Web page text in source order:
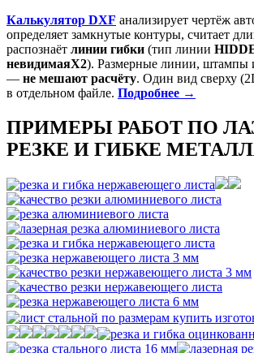
Калькулятор DXF анализирует чертёж
определяет замкнутые контуры, считает
распознаёт линии гибки (тип линии
невидимаяX2). Размерные линии, штампы
— не мешают расчёту. Один вид сверху
в отдельном файле. Подробнее →
ПРИМЕРЫ РАБОТ ПО
РЕЗКЕ И ГИБКЕ